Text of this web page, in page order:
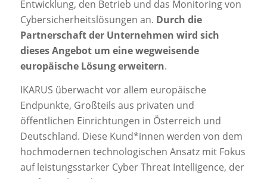
Entwicklung, den Betrieb und das Monitoring von
Cybersicherheitslösungen an. Durch die
Partnerschaft der Unternehmen wird sich
dieses Angebot um eine wegweisende
europäische Lösung erweitern.
IKARUS überwacht vor allem europäische
Endpunkte, Großteils aus privaten und
öffentlichen Einrichtungen in Österreich und
Deutschland. Diese Kund*innen werden von dem
hochmodernen technologischen Ansatz mit Fokus
auf leistungsstarker Cyber Threat Intelligence, der